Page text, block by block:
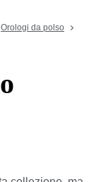
Orologi da polso